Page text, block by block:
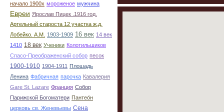
начало 1900х мороженое мужчина
Евреи Ярослав Пицек .1916 год.
Артельный староста 12 участка ж.д.
Лобейко. А.М.
1903-1909 16 век 14 век
1410 18 век Ученики Колотильшиков
Спасо-Преображенский собор песок
1900-1910 1904-1911 Плошадь
Ленина Фабричная парочка Кавалерия
Gare St. Lazare Франция Собор
Парижской Богоматери Пантео́н
церковь св. Женевьевы Сена